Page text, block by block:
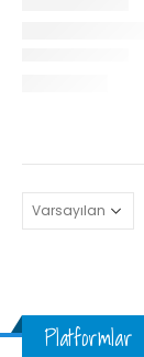
Platformlar